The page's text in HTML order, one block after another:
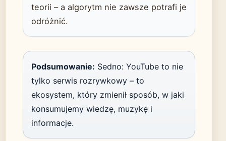
teorii – a algorytm nie zawsze potrafi je
odróżnić.
Podsumowanie: Sedno: YouTube to nie
tylko serwis rozrywkowy – to
ekosystem, który zmienił sposób, w jaki
konsumujemy wiedzę, muzykę i
informacje.